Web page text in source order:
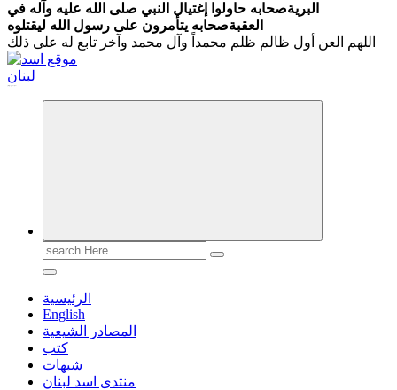
البريةصحابه حاولوا إغتيال النبي صلى الله عليه وآله في
العقبة
اللهم العن أول ظالم ظلم محمداً وآل محمد وآخر تابع له على ذلك
Search
for:
الرئيسية
English
المصادر الشيعية
كتب
شبهات
منتدى اسد لبنان